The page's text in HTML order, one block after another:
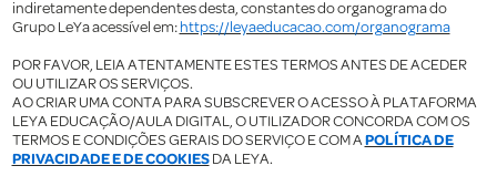
indiretamente dependentes desta, constantes do organograma do
Grupo LeYa acessível em: https://leyaeducacao.com/organograma
POR FAVOR, LEIA ATENTAMENTE ESTES TERMOS ANTES DE ACEDER
OU UTILIZAR OS SERVIÇOS.
AO CRIAR UMA CONTA PARA SUBSCREVER O ACESSO À PLATAFORMA
LEYA EDUCAÇÃO/AULA DIGITAL, O UTILIZADOR CONCORDA COM OS
TERMOS E CONDIÇÕES GERAIS DO SERVIÇO E COM APOLÍTICA DE
PRIVACIDADE E DE COOKIESDA LEYA.